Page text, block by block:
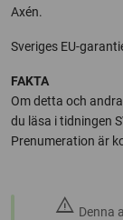
Axén.
Sveriges EU-
FAKTA
Om detta och
du läsa i tidningen
Prenumeration är
warning Denna